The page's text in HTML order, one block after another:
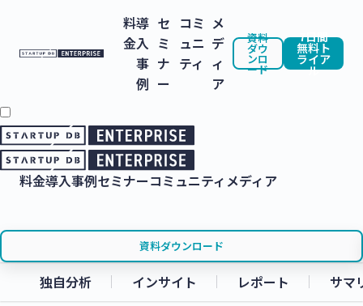
料
金
導
入
事
例
セ
ミ
ナ
ー
コミ
ュニ
ティ
メ
デ
ィ
ア
資料
ダウ
ンロ
ード
7日間
無料ト
ライア
ル
料金導入事例セミナーコミュニティ メディア
資料ダウンロード
独自分析 インサイト レポート サマ